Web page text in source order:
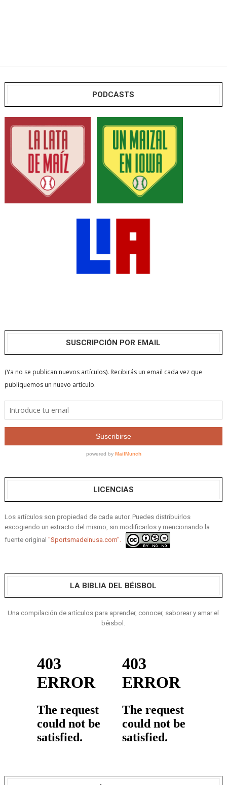
PODCASTS
SUSCRIPCIÓN POR EMAIL
LICENCIAS
Los artículos son propiedad de cada autor. Puedes distribuirlos
escogiendo un extracto del mismo, sin modificarlos y mencionando la
fuente original "Sportsmadeinusa.com".
LA BIBLIA DEL BÉISBOL
Una compilación de artículos para aprender, conocer, saborear y amar el
béisbol.